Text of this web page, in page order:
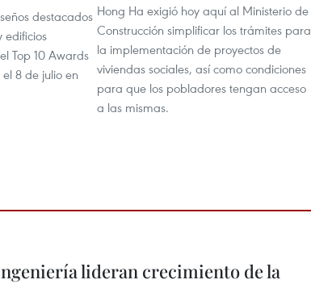
destacados
edificios
Top 10 Awards
8 de julio en
Hong Ha exigió hoy aquí al Ministerio de
Construcción simplificar los trámites para
la implementación de proyectos de
viviendas sociales, así como condiciones
para que los pobladores tengan acceso
a las mismas.
lideran crecimiento de la